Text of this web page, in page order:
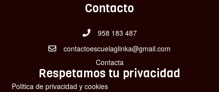
Contacto
958 183 487
contactoescuelaglinka@gmail.com
Contacta
Respetamos tu privacidad
Politica de privacidad y cookies